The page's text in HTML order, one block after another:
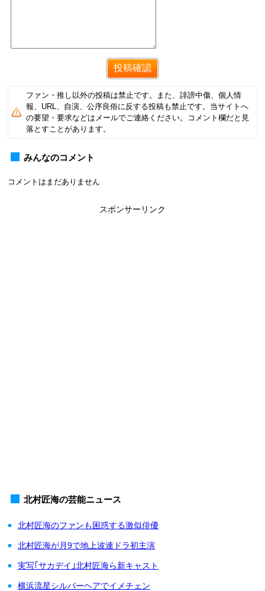
ファン・推し以外の投稿は禁止です。また、誹謗中傷、個人情
報、URL、自演、公序良俗に反する投稿も禁止です。当サイトへ
の要望・要求などはメールでご連絡ください。コメント欄だと見
落とすことがあります。
みんなのコメント
コメントはまだありません
スポンサーリンク
北村匠海の芸能ニュース
北村匠海のファンも困惑する激似俳優
北村匠海が月9で地上波連ドラ初主演
実写｢サカデイ｣北村匠海ら新キャスト
横浜流星シルバーヘアでイメチェン